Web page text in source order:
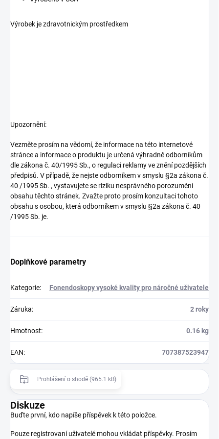
Výrobek je zdravotnickým prostředkem
Upozornění:
Vezměte prosím na vědomí, že informace na této internetové
stránce a informace o produktu je určená výhradně odborníkům
dle zákona č. 40/1995 Sb., o regulaci reklamy ve znění pozdějších
předpisů. V případě, že nejste odborníkem v smyslu §2a zákona č.
40 /1995 Sb. , vystavujete se riziku nesprávného porozumění
obsahu těchto stránek. Zvažte proto prosím konzultaci tohoto
obsahu s osobou, která odborníkem v smyslu §2a zákona č. 40
/1995 Sb. je.
Doplňkové parametry
Kategorie: Fonendoskopy vysoké kvality pro náročné uživatele
Záruka: 2 roky
Hmotnost: 0.16 kg
EAN: 707387523947
Prohlášení o shodě (965.1 kB)
Diskuze
Buďte první, kdo napíše příspěvek k této položce.
Pouze registrovaní uživatelé mohou vkládat příspěvky. Prosím